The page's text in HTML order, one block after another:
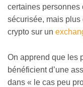
certaines
sécurisée, mais plus
crypto sur un
On apprend que les
bénéficient d’une
dans « le cas peu